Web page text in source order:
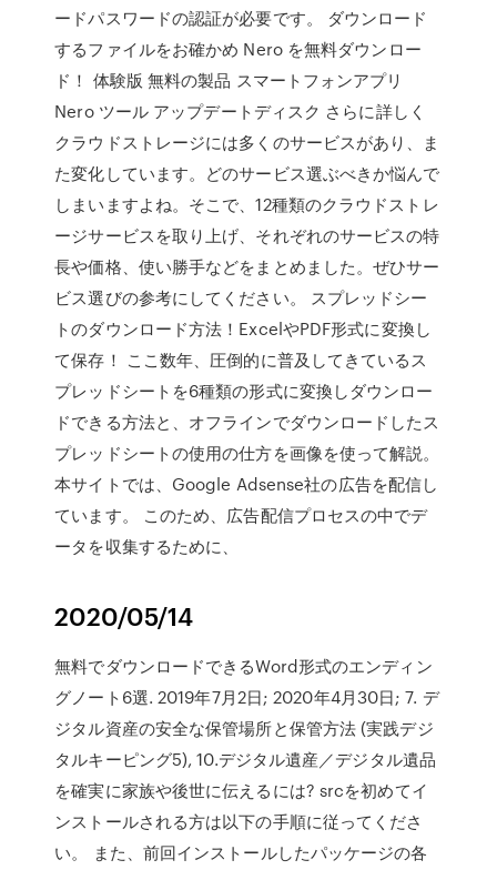
ードパスワードの認証が必要です。 ダウンロード
するファイルをお確かめ Nero を無料ダウンロー
ド！ 体験版 無料の製品 スマートフォンアプリ
Nero ツール アップデートディスク さらに詳しく
クラウドストレージには多くのサービスがあり、ま
た変化しています。どのサービス選ぶべきか悩んで
しまいますよね。そこで、12種類のクラウドストレ
ージサービスを取り上げ、それぞれのサービスの特
長や価格、使い勝手などをまとめました。ぜひサー
ビス選びの参考にしてください。 スプレッドシー
トのダウンロード方法！ExcelやPDF形式に変換し
て保存！ ここ数年、圧倒的に普及してきているス
プレッドシートを6種類の形式に変換しダウンロー
ドできる方法と、オフラインでダウンロードしたス
プレッドシートの使用の仕方を画像を使って解説。
本サイトでは、Google Adsense社の広告を配信し
ています。 このため、広告配信プロセスの中でデ
ータを収集するために、
2020/05/14
無料でダウンロードできるWord形式のエンディン
グノート6選. 2019年7月2日; 2020年4月30日; 7. デ
ジタル資産の安全な保管場所と保管方法 (実践デジ
タルキーピング5), 10.デジタル遺産／デジタル遺品
を確実に家族や後世に伝えるには? srcを初めてイ
ンストールされる方は以下の手順に従ってくださ
い。 また、前回インストールしたパッケージの各